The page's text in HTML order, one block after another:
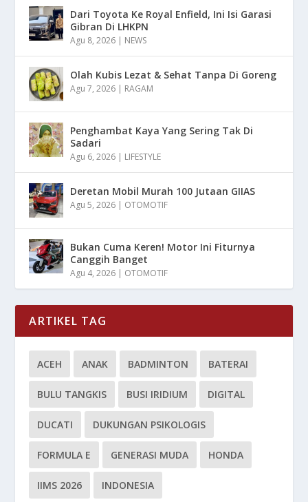
Dari Toyota Ke Royal Enfield, Ini Isi Garasi
Gibran Di LHKPN
Agu 8, 2026 | NEWS
Olah Kubis Lezat & Sehat Tanpa Di Goreng
Agu 7, 2026 | RAGAM
Penghambat Kaya Yang Sering Tak Di
Sadari
Agu 6, 2026 | LIFESTYLE
Deretan Mobil Murah 100 Jutaan GIIAS
Agu 5, 2026 | OTOMOTIF
Bukan Cuma Keren! Motor Ini Fiturnya
Canggih Banget
Agu 4, 2026 | OTOMOTIF
ARTIKEL TAG
ACEH ANAK BADMINTON BATERAI
BULU TANGKIS BUSI IRIDIUM DIGITAL
DUCATI DUKUNGAN PSIKOLOGIS
FORMULA E GENERASI MUDA HONDA
IIMS 2026 INDONESIA